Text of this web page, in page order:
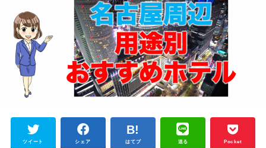
ツイート シェア はてブ 送る Pocket